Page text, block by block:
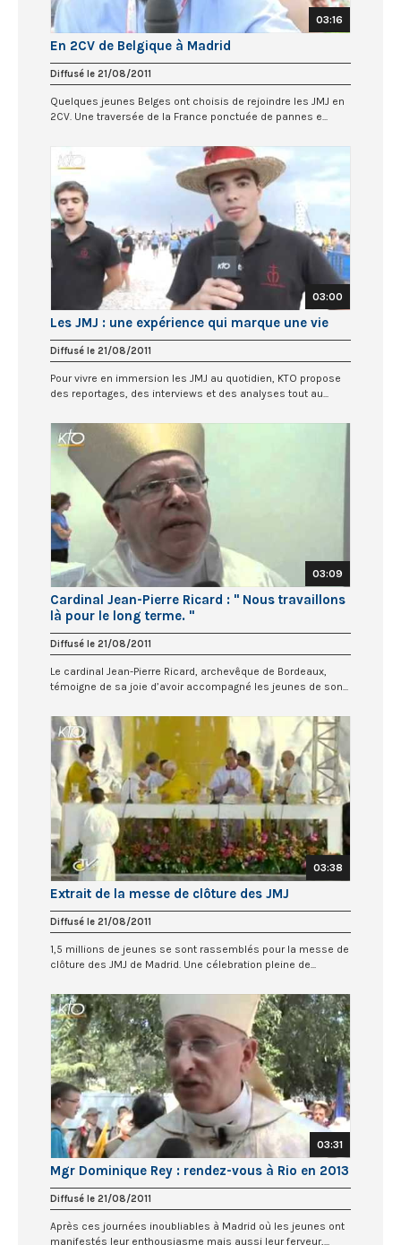
03:16
En 2CV de Belgique à Madrid
Diffusé le 21/08/2011
Quelques jeunes Belges ont choisis de rejoindre les JMJ en
2CV. Une traversée de la France ponctuée de pannes e...
03:00
Les JMJ : une expérience qui marque une vie
Diffusé le 21/08/2011
Pour vivre en immersion les JMJ au quotidien, KTO propose
des reportages, des interviews et des analyses tout au...
03:09
Cardinal Jean-Pierre Ricard : " Nous travaillons
là pour le long terme. "
Diffusé le 21/08/2011
Le cardinal Jean-Pierre Ricard, archevêque de Bordeaux,
témoigne de sa joie d’avoir accompagné les jeunes de son...
03:38
Extrait de la messe de clôture des JMJ
Diffusé le 21/08/2011
1,5 millions de jeunes se sont rassemblés pour la messe de
clôture des JMJ de Madrid. Une célebration pleine de...
03:31
Mgr Dominique Rey : rendez-vous à Rio en 2013
Diffusé le 21/08/2011
Après ces journées inoubliables à Madrid où les jeunes ont
manifestés leur enthousiasme mais aussi leur ferveur,...